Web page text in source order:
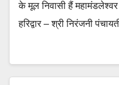
के मूल निवासी हैं महामंडलेश्वर
हरिद्वार – श्री निरंजनी